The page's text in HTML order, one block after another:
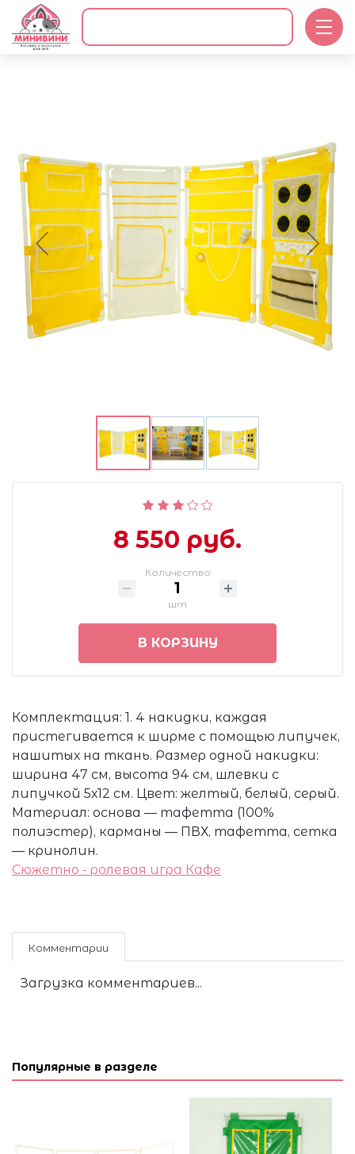
8 550 руб.
Количество
шт
В КОРЗИНУ
Комплектация: 1. 4 накидки, каждая
пристегивается к ширме с помощью липучек,
нашитых на ткань. Размер одной накидки:
ширина 47 см, высота 94 см, шлевки с
липучкой 5х12 см. Цвет: желтый, белый, серый.
Материал: основа — тафетта (100%
полиэстер), карманы — ПВХ, тафетта, сетка
— кринолин.
Сюжетно - ролевая игра Кафе
Комментарии
Загрузка комментариев...
Популярные в разделе